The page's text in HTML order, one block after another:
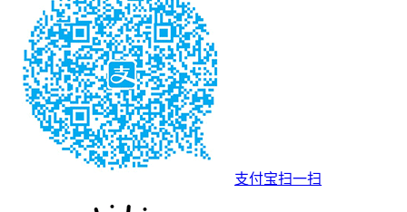
支付宝扫一扫